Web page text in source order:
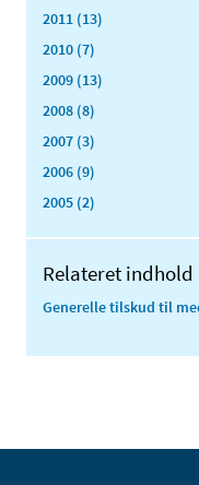
2011 (13)
2010 (7)
2009 (13)
2008 (8)
2007 (3)
2006 (9)
2005 (2)
Relateret indhold
Generelle tilskud til